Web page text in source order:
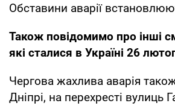
Обставини аварії
Також повідомимо про інші
які сталися в Україні 26
Чергова жахлива аварія
Дніпрі, на перехресті вулиць